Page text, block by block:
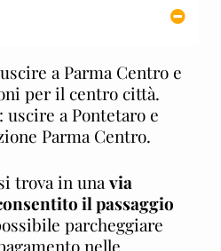
a Parma Centro e
per il centro città.
: uscire a Pontetaro e
Parma Centro.
trova in una via
il passaggio
parcheggiare
nelle